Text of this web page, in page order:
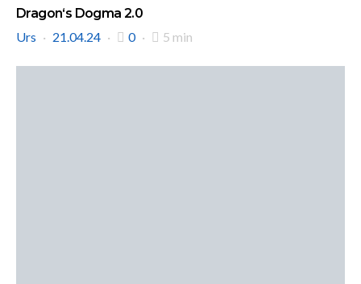
Dragon‘s Dogma 2.0
Urs
21.04.24 0 5 min